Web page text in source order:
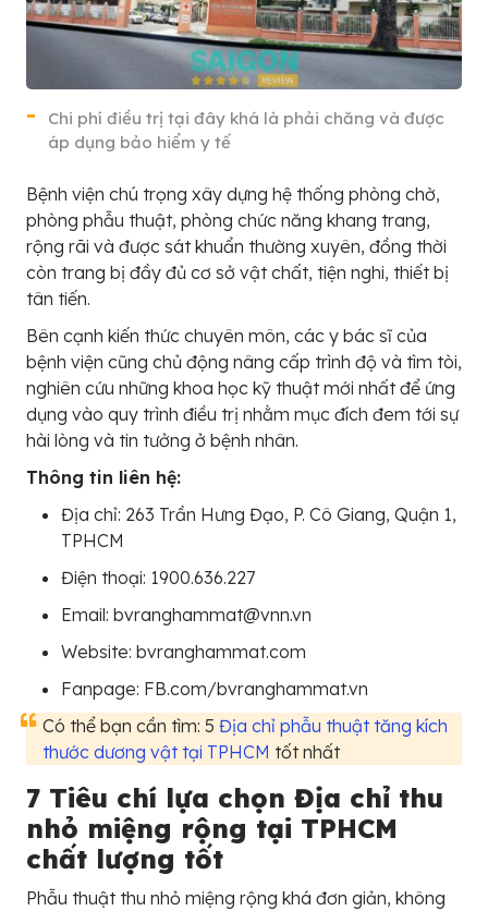
Chi phí điều trị tại đây khá là phải chăng và được
áp dụng bảo hiểm y tế
Bệnh viện chú trọng xây dựng hệ thống phòng chờ,
phòng phẫu thuật, phòng chức năng khang trang,
rộng rãi và được sát khuẩn thường xuyên, đồng thời
còn trang bị đầy đủ cơ sở vật chất, tiện nghi, thiết bị
tân tiến.
Bên cạnh kiến thức chuyên môn, các y bác sĩ của
bệnh viện cũng chủ động nâng cấp trình độ và tìm tòi,
nghiên cứu những khoa học kỹ thuật mới nhất để ứng
dụng vào quy trình điều trị nhằm mục đích đem tới sự
hài lòng và tin tưởng ở bệnh nhân.
Thông tin liên hệ:
Địa chỉ: 263 Trần Hưng Đạo, P. Cô Giang, Quận 1,
TPHCM
Điện thoại: 1900.636.227
Email: bvranghammat@vnn.vn
Website: bvranghammat.com
Fanpage: FB.com/bvranghammat.vn
Có thể bạn cần tìm: 5 Địa chỉ phẫu thuật tăng kích
thước dương vật tại TPHCM tốt nhất
7 Tiêu chí lựa chọn Địa chỉ thu
nhỏ miệng rộng tại TPHCM
chất lượng tốt
Phẫu thuật thu nhỏ miệng rộng khá đơn giản, không